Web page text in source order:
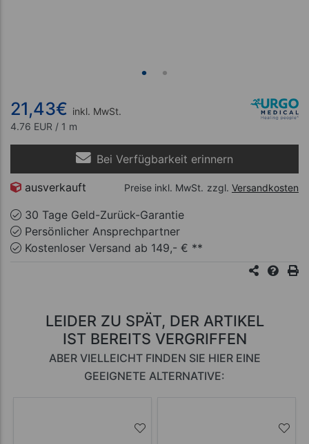
21,43€ inkl. MwSt.
4.76 EUR / 1 m
Bei Verfügbarkeit erinnern
ausverkauft Preise inkl. MwSt. zzgl. Versandkosten
30 Tage Geld-Zurück-Garantie
Persönlicher Ansprechpartner
Kostenloser Versand ab 149,- € **
LEIDER ZU SPÄT, DER ARTIKEL
IST BEREITS VERGRIFFEN
ABER VIELLEICHT FINDEN SIE HIER EINE
GEEIGNETE ALTERNATIVE: